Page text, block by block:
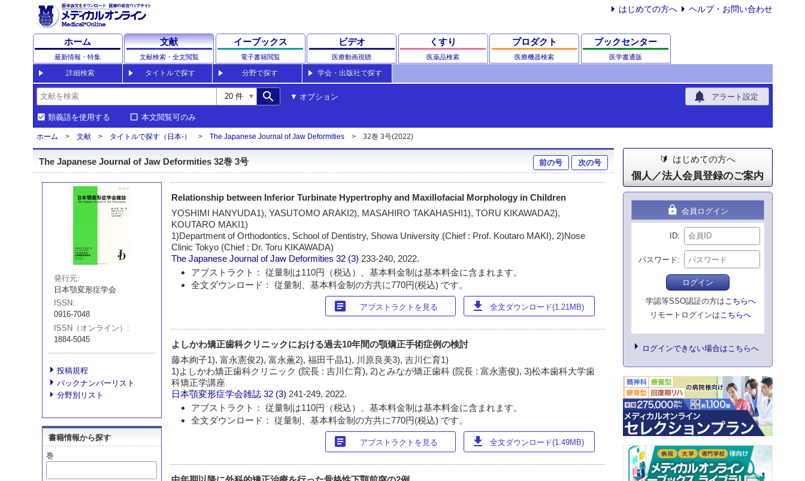
はじめての方へ ヘルプ・お問い合わせ
ホーム
最新情報・特集
文献
文献検索・全文閲覧
イーブックス
電子書籍閲覧
ビデオ
医療動画視聴
くすり
医薬品検索
プロダクト
医療機器検索
ブックセンター
医学書通販
詳細検索 タイトルで探す 分野で探す 学会・出版社で探す
search オプション notifications アラート設定
類義語を使用する 本文閲覧可のみ
ホーム 文献 タイトルで探す（日本-） The Japanese Journal of Jaw Deformities 32巻 3号(2022)
The Japanese Journal of Jaw Deformities 32巻 3号 前の号 次の号
発行元
日本顎変形症学会
ISSN
0916-7048
ISSN（オンライン）
1884-5045
投稿規程
バックナンバーリスト
分野別リスト
書籍情報から探す
巻
Relationship between Inferior Turbinate Hypertrophy and Maxillofacial Morphology in Children
YOSHIMI HANYUDA1), YASUTOMO ARAKI2), MASAHIRO TAKAHASHI1), TORU KIKAWADA2),
KOUTARO MAKI1)
1)Department of Orthodontics, School of Dentistry, Showa University (Chief : Prof. Koutaro MAKI), 2)Nose
Clinic Tokyo (Chief : Dr. Toru KIKAWADA)
The Japanese Journal of Jaw Deformities 32 (3) 233-240, 2022.
アブストラクト： 従量制は110円（税込）、基本料金制は基本料金に含まれます。
全文ダウンロード： 従量制、基本料金制の方共に770円(税込) です。
article アブストラクトを見る download 全文ダウンロード(1.21MB)
よしかわ矯正歯科クリニックにおける過去10年間の顎矯正手術症例の検討
藤本絢子1), 富永憲俊2), 富永薫2), 福田千晶1), 川原良美3), 吉川仁育1)
1)よしかわ矯正歯科クリニック (院長 : 吉川仁育), 2)とみなが矯正歯科 (院長 : 富永憲俊), 3)松本歯科大学歯
科矯正学講座
日本顎変形症学会雑誌 32 (3) 241-249, 2022.
アブストラクト： 従量制は110円（税込）、基本料金制は基本料金に含まれます。
全文ダウンロード： 従量制、基本料金制の方共に770円(税込) です。
article アブストラクトを見る download 全文ダウンロード(1.49MB)
はじめての方へ
個人／法人会員登録のご案内
lock 会員ログイン
ID
パスワード
ログイン
学認等SSO認証の方はこちらへ
リモートログインはこちらへ
ログインできない場合はこちらへ